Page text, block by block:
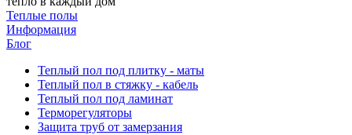
Теплые полы
Информация
Блог
Теплый пол под плитку - маты
Теплый пол в стяжку - кабель
Теплый пол под ламинат
Терморегуляторы
Защита труб от замерзания